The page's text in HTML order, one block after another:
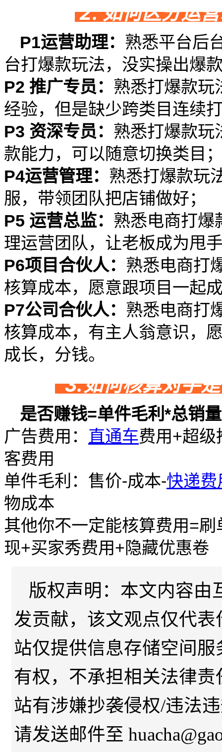
2. 如何区分运
P1运营助理： 熟悉平台后
台打爆款玩法，没实操出爆
P2 推广专员： 熟悉打爆款玩
经验，但是缺少跨类目连续
P3 资深专员： 熟悉打爆款玩
款能力，可以随意切换类目
P4运营管理： 熟悉打爆款玩
服，带领团队把店铺做好；
P5 运营总监： 熟悉电商打爆
理运营团队，让老板成为甩
P6项目合伙人： 熟悉电商打
核算成本，愿意跟项目一起
P7公司合伙人： 熟悉电商打
核算成本，有主人翁意识，
成长，分钱。
3.如何核算对手
是否赚钱=单件毛利*总销
广告费用： 直通车费用+超级
客费用
单件毛利：售价-成本-快递费
物成本
其他你不一定能核算费用=
现+买家秀费用+隐藏优惠卷
版权声明：本文内容由
发贡献，该文观点仅代
站仅提供信息存储空间
有权，不承担相关法律
站有涉嫌抄袭侵权/违法
请发送邮件至